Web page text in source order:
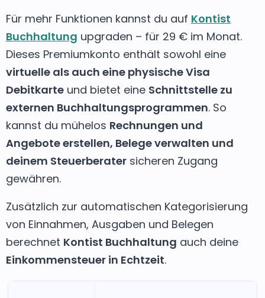
Für mehr Funktionen kannst du auf Kontist
Buchhaltung upgraden – für 29 € im Monat.
Dieses Premiumkonto enthält sowohl eine
virtuelle als auch eine physische Visa
Debitkarte und bietet eine Schnittstelle zu
externen Buchhaltungsprogrammen. So
kannst du mühelos Rechnungen und
Angebote erstellen, Belege verwalten und
deinem Steuerberater sicheren Zugang
gewähren.
Zusätzlich zur automatischen Kategorisierung
von Einnahmen, Ausgaben und Belegen
berechnet Kontist Buchhaltung auch deine
Einkommensteuer in Echtzeit.